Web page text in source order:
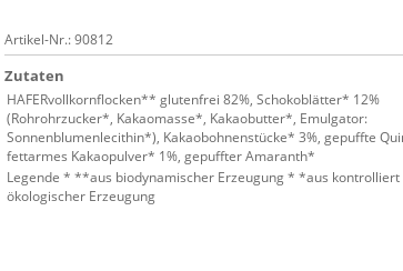
Artikel-Nr.: 90812
Zutaten
HAFERvollkornflocken** glutenfrei 82%, Schokoblätter* 12%
(Rohrohrzucker*, Kakaomasse*, Kakaobutter*, Emulgator:
Sonnenblumenlecithin*), Kakaobohnenstücke* 3%, gepuffte
fettarmes Kakaopulver* 1%, gepuffter Amaranth*
Legende * **aus biodynamischer Erzeugung * *aus kontrolliert
ökologischer Erzeugung